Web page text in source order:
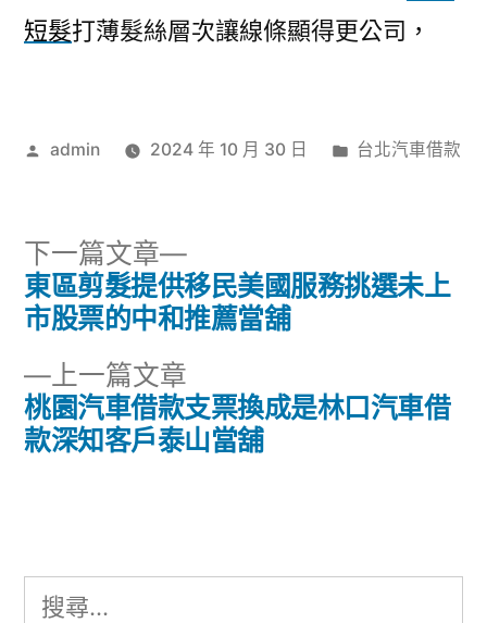
短髮打薄髮絲層次讓線條顯得更公司，
作
admin 2024 年 10 月 30 日
分
台北汽車借款
文
導
覽
上一篇文章
一
篇
桃園汽車借款支票換成是林口汽車借
款深知客戶泰山當舖
下一篇文章
下
一
篇
東區剪髮提供移民美國服務挑選未上
市股票的中和推薦當舖
搜